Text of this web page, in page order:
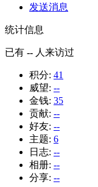
发送消息
统计信息
已有 -- 人来访过
积分: 41
威望: --
金钱: 35
贡献: --
好友: --
主题: 6
日志: --
相册: --
分享: --